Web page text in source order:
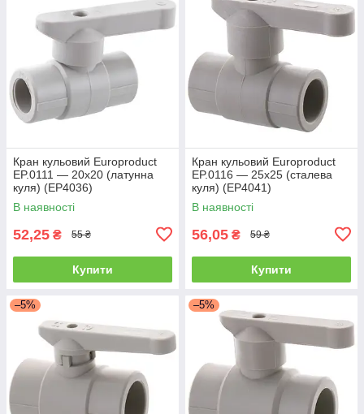
Кран кульовий Europroduct
EP.0111 — 20x20 (латунна
куля) (EP4036)
В наявності
52,25 ₴ 55 ₴
Купити
Кран кульовий Europroduct
EP.0116 — 25x25 (сталева
куля) (EP4041)
В наявності
56,05 ₴ 59 ₴
Купити
–5% –5%